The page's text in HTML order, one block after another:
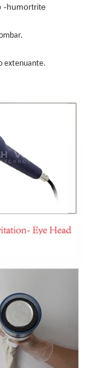
-humortrite
extenuante.